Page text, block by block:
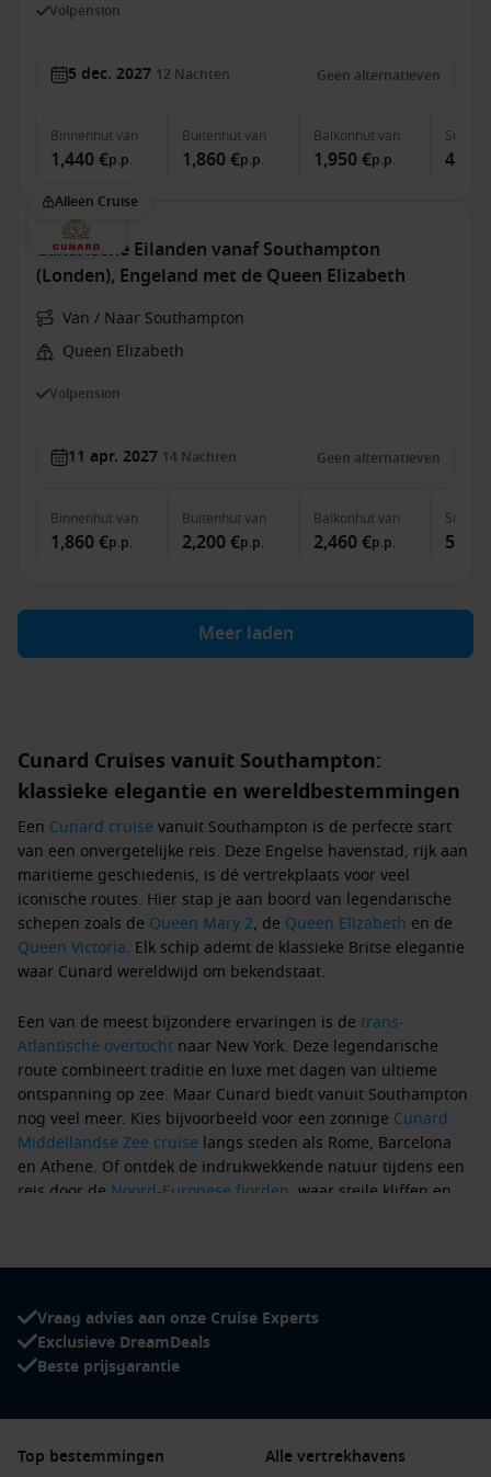
Volpension
5 dec. 2027 12 Nachten Geen alternatieven
Binnenhutvan
1,440 €p.p.
Buitenhutvan
1,860 €p.p.
Balkonhutvan
1,950 €p.p.
Suite
Alleen Cruise
Canarische Eilanden vanaf Southampton
(Londen), Engeland met de Queen Elizabeth
Van / Naar Southampton
Queen Elizabeth
Volpension
11 apr. 2027 14 Nachten Geen alternatieven
Binnenhutvan
1,860 €p.p.
Buitenhutvan
2,200 €p.p.
Balkonhutvan
2,460 €p.p.
Suite
Meer laden
Cunard Cruises vanuit Southampton:
klassieke elegantie en wereldbestemmingen
Een Cunard cruise vanuit Southampton is de perfecte start
van een onvergetelijke reis. Deze Engelse havenstad, rijk aan
maritieme geschiedenis, is dé vertrekplaats voor veel
iconische routes. Hier stap je aan boord van legendarische
schepen zoals de Queen Mary 2, de Queen Elizabeth en de
Queen Victoria. Elk schip ademt de klassieke Britse elegantie
waar Cunard wereldwijd om bekendstaat.
Een van de meest bijzondere ervaringen is de trans-
Atlantische overtocht naar New York. Deze legendarische
route combineert traditie en luxe met dagen van ultieme
ontspanning op zee. Maar Cunard biedt vanuit Southampton
nog veel meer. Kies bijvoorbeeld voor een zonnige Cunard
Middellandse Zee cruise langs steden als Rome, Barcelona
en Athene. Of ontdek de indrukwekkende natuur tijdens een
reis door de Noord-Europese fjorden , waar steile kliffen en
Aan boord geniet je van stijlvolle accommodaties, verfijnde
afternoon tea, inspirerende lezingen, elegante bals en
culinaire hoogtepunten in toprestaurants. Voor wie ultieme
ontspanning zoekt, biedt de spa een rustgevende ervaring
Vraag advies aan onze Cruise Experts
Exclusieve DreamDeals
Beste prijsgarantie
Top bestemmingen Alle vertrekhavens